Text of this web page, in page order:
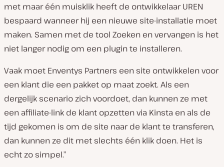
met maar één muisklik heeft de ontwikkelaar UREN
bespaard wanneer hij een nieuwe site-installatie moet
maken. Samen met de tool Zoeken en vervangen is het
niet langer nodig om een plugin te installeren.
Vaak moet Enventys Partners een site ontwikkelen voor
een klant die een pakket op maat zoekt. Als een
dergelijk scenario zich voordoet, dan kunnen ze met
een affiliate-link de klant opzetten via Kinsta en als de
tijd gekomen is om de site naar de klant te transferen,
dan kunnen ze dit met slechts één klik doen. Het is
echt zo simpel.”